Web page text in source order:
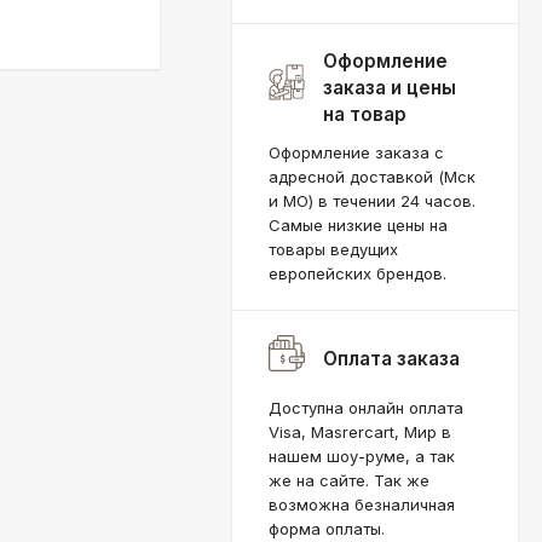
Оформление
заказа и цены
на товар
Оформление заказа с
адресной доставкой (Мск
и МО) в течении 24 часов.
Самые низкие цены на
товары ведущих
европейских брендов.
Оплата заказа
Доступна онлайн оплата
Visa, Masrercart, Мир в
нашем шоу-руме, а так
же на сайте. Так же
возможна безналичная
форма оплаты.